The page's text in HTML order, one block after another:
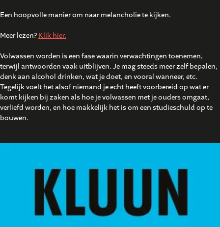
Een hoopvolle manier om naar melancholie te kijken.
Meer lezen? Klik hier.
Volwassen worden is een fase waarin verwachtingen toenemen,
terwijl antwoorden vaak uitblijven. Je mag steeds meer zelf bepalen,
denk aan alcohol drinken, wat je doet, en vooral wanneer, etc.
Tegelijk voelt het alsof niemand je echt heeft voorbereid op wat er
komt kijken bij zaken als hoe je volwassen met je ouders omgaat,
verliefd worden, en hoe makkelijk het is om een studieschuld op te
bouwen.